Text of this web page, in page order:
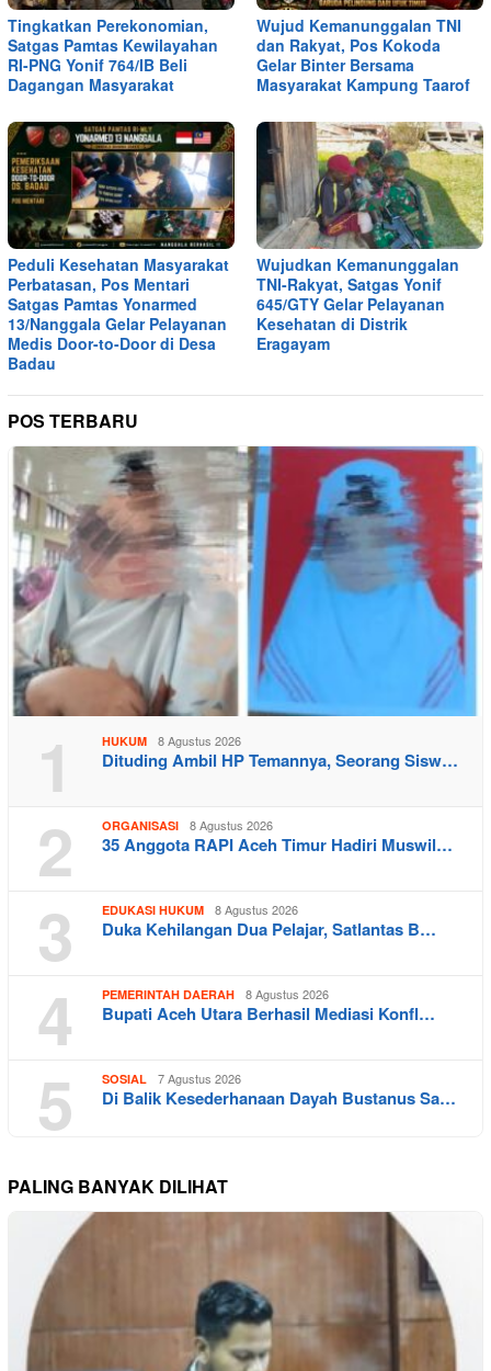
Tingkatkan Perekonomian,
Satgas Pamtas Kewilayahan
RI-PNG Yonif 764/IB Beli
Dagangan Masyarakat
Wujud Kemanunggalan TNI
dan Rakyat, Pos Kokoda
Gelar Binter Bersama
Masyarakat Kampung Taarof
Peduli Kesehatan Masyarakat
Perbatasan, Pos Mentari
Satgas Pamtas Yonarmed
13/Nanggala Gelar Pelayanan
Medis Door-to-Door di Desa
Badau
Wujudkan Kemanunggalan
TNI-Rakyat, Satgas Yonif
645/GTY Gelar Pelayanan
Kesehatan di Distrik
Eragayam
POS TERBARU
1 HUKUM 8 Agustus 2026
Dituding Ambil HP Temannya, Seorang Sisw…
2 ORGANISASI 8 Agustus 2026
35 Anggota RAPI Aceh Timur Hadiri Muswil…
3 EDUKASI HUKUM 8 Agustus 2026
Duka Kehilangan Dua Pelajar, Satlantas B…
4 PEMERINTAH DAERAH 8 Agustus 2026
Bupati Aceh Utara Berhasil Mediasi Konfl…
5 SOSIAL 7 Agustus 2026
Di Balik Kesederhanaan Dayah Bustanus Sa…
PALING BANYAK DILIHAT